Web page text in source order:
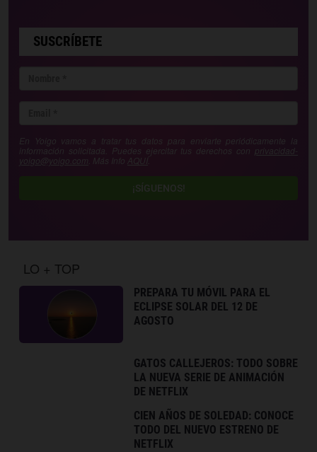
SUSCRÍBETE
En Yoigo vamos a tratar tus datos para enviarte periódicamente la
información solicitada. Puedes ejercitar tus derechos con privacidad-
yoigo@yoigo.com . Más Info AQUÍ
¡SÍGUENOS!
LO + TOP
PREPARA TU MÓVIL PARA EL
ECLIPSE SOLAR DEL 12 DE
AGOSTO
GATOS CALLEJEROS: TODO SOBRE
LA NUEVA SERIE DE ANIMACIÓN
DE NETFLIX
CIEN AÑOS DE SOLEDAD: CONOCE
TODO DEL NUEVO ESTRENO DE
NETFLIX